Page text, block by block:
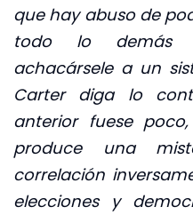
que hay abuso de
todo lo demás
achacársele a un
Carter diga lo
anterior fuese
produce una
correlación
elecciones y